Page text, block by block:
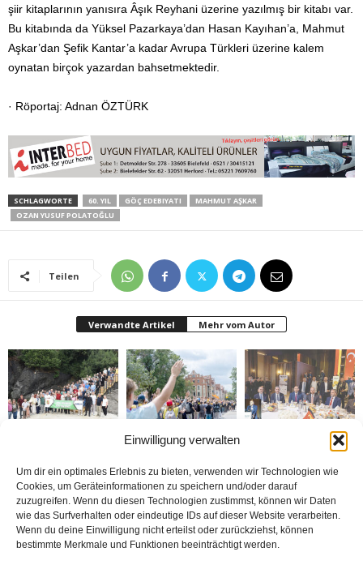
Einwilligung verwalten
Um dir ein optimales Erlebnis zu bieten, verwenden wir Technologien wie
Cookies, um Geräteinformationen zu speichern und/oder darauf
zuzugreifen. Wenn du diesen Technologien zustimmst, können wir Daten
wie das Surfverhalten oder eindeutige IDs auf dieser Website verarbeiten.
Wenn du deine Einwilligung nicht erteilst oder zurückziehst, können
bestimmte Merkmale und Funktionen beeinträchtigt werden.
şiir kitaplarının yanısıra Âşık Reyhani üzerine yazılmış bir kitabı var.
Bu kitabında da Yüksel Pazarkaya’dan Hasan Kayıhan’a, Mahmut
Aşkar’dan Şefik Kantar’a kadar Avrupa Türkleri üzerine kalem
oynatan birçok yazardan bahsetmektedir.
· Röportaj: Adnan ÖZTÜRK
SCHLAGWORTE 60. YIL GÖÇ EDEBIYATI
MAHMUT AŞKAR
OZAN YUSUF POLATOĞLU
Teilen
Verwandte Artikel Mehr vom Autor
Brandmauer adé: Die
AfD und das Versagen
MÜSİAD Genel Başkanı
buluşturduğu bir
noktada birleşti“